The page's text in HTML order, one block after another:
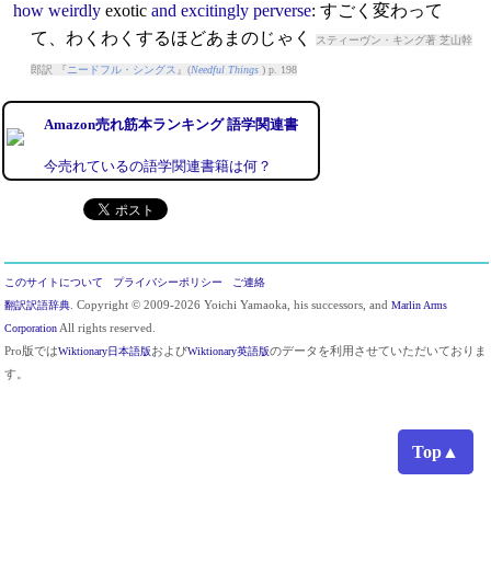
Top▲
how weirdly exotic and excitingly perverse: すごく変わって
て、わくわくするほどあまのじゃく
スティーヴン・キング著 芝山幹
郎訳 『 ニードフル・シングス 』(Needful Things) p. 198
Amazon売れ筋本ランキング 語学関連書
今売れているの語学関連書籍は何？
このサイトについて プライバシーポリシー
ご連絡
翻訳訳語辞典 . Copyright © 2009-2026 Yoichi Yamaoka, his successors, and Marlin Arms
Corporation All rights reserved.
Pro版ではWiktionary日本語版およびWiktionary英語版のデータを利用させていただいておりま
す。